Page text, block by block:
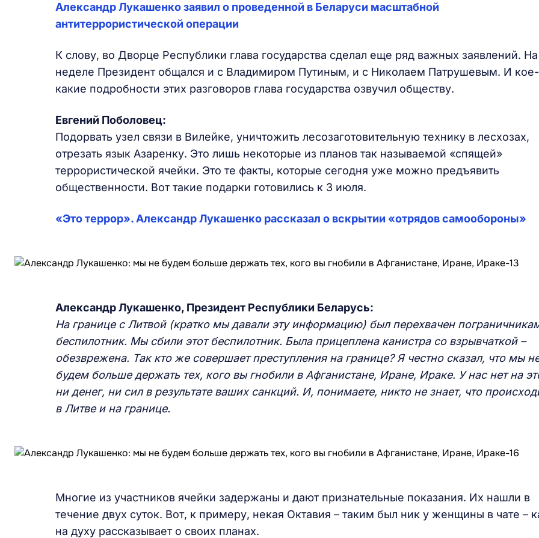
Александр Лукашенко заявил о проведенной в Беларуси масштабной
антитеррористической операции
К слову, во Дворце Республики глава государства сделал еще ряд важных заявлений. На
неделе Президент общался и с Владимиром Путиным, и с Николаем Патрушевым. И кое-
какие подробности этих разговоров глава государства озвучил обществу.
Евгений Поболовец:
Подорвать узел связи в Вилейке, уничтожить лесозаготовительную технику в лесхозах,
отрезать язык Азаренку. Это лишь некоторые из планов так называемой «спящей»
террористической ячейки. Это те факты, которые сегодня уже можно предъявить
общественности. Вот такие подарки готовились к 3 июля.
«Это террор». Александр Лукашенко рассказал о вскрытии «отрядов самообороны»
Александр Лукашенко, Президент Республики Беларусь:
На границе с Литвой (кратко мы давали эту информацию) был перехвачен
беспилотник. Мы сбили этот беспилотник. Была прицеплена канистра со взрывчаткой –
обезврежена. Так кто же совершает преступления на границе? Я честно сказал, что мы
будем больше держать тех, кого вы гнобили в Афганистане, Иране, Ираке. У нас нет на
ни денег, ни сил в результате ваших санкций. И, понимаете, никто не знает, что
в Литве и на границе.
Многие из участников ячейки задержаны и дают признательные показания. Их нашли в
течение двух суток. Вот, к примеру, некая Октавия – таким был ник у женщины в чате –
на духу рассказывает о своих планах.